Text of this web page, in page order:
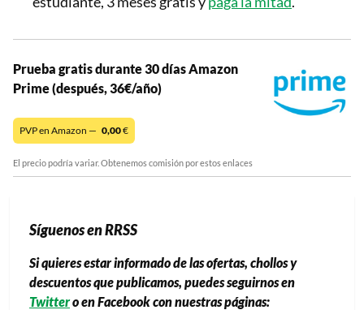
Prueba gratis durante 30 días Amazon
Prime (después, 36€/año)
PVP en Amazon — 0,00€
El precio podría variar. Obtenemos comisión por estos enlaces
Síguenos en RRSS
Si quieres estar informado de las ofertas, chollos y
descuentos que publicamos, puedes seguirnos en
Twittero en Facebook con nuestras páginas: